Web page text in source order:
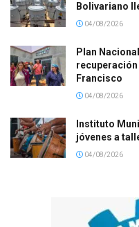
Bolivariano
04/08/2026
Plan
Francisco
04/08/2026
Instituto
jóvenes a
04/08/2026